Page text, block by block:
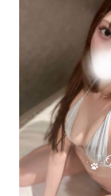
浴
・
健
康
派
多
数